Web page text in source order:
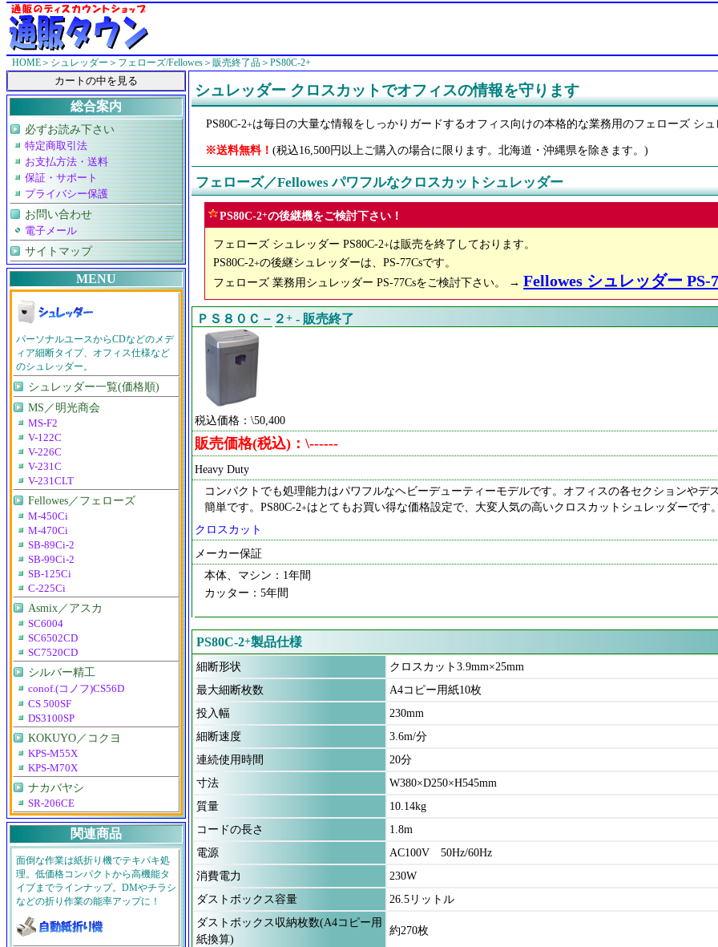
シュレッダー クロスカットでオフィスの情報を守ります
PS80C-2+は毎日の大量な情報をしっかりガードするオフィス向けの本格的な業務用のフェローズ シ
※送料無料！ (税込16,500円以上ご購入の場合に限ります。北海道・沖縄県を除きます。)
フェローズ／Fellowes パワフルなクロスカットシュレッダー
PS80C-2+の後継機をご検討下さい！
フェローズ シュレッダー PS80C-2+は販売を終了しております。
PS80C-2+の後継シュレッダーは、PS-77Csです。
フェローズ 業務用シュレッダー PS-77Csをご検討下さい。 →Fellowes シュレッダー PS-
ＰＳ８０Ｃ－２+ - 販売終了
税込価格：\50,400
販売価格(税込)：\------
Heavy Duty
コンパクトでも処理能力はパワフルなヘビーデューティーモデルです。オフィスの各セクションや
簡単です。PS80C-2+はとてもお買い得な価格設定で、大変人気の高いクロスカットシュレッダーです
クロスカット
メーカー保証
本体、マシン：1年間
カッター：5年間
PS80C-2+製品仕様
細断形状
クロスカット3.9mm×25mm
最大細断枚数
A4コピー用紙10枚
投入幅
230mm
細断速度
3.6m/分
連続使用時間
20分
寸法
W380×D250×H545mm
質量
10.14kg
コードの長さ
1.8m
電源
AC100V 50Hz/60Hz
消費電力
230W
ダストボックス容量
26.5リットル
ダストボックス収納枚数(A4コピー用
紙換算)
約270枚
総合案内
必ずお読み下さい
特定商取引法
お支払方法・送料
保証・サポート
プライバシー保護
お問い合わせ
電子メール
サイトマップ
MENU
パーソナルユースからCDなどのメデ
ィア細断タイプ、オフィス仕様など
のシュレッダー。
シュレッダー一覧(価格順)
MS／明光商会
MS-F2
V-122C
V-226C
V-231C
V-231CLT
Fellowes／フェローズ
M-450Ci
M-470Ci
SB-89Ci-2
SB-99Ci-2
SB-125Ci
C-225Ci
Asmix／アスカ
SC6004
SC6502CD
SC7520CD
シルバー精工
conof.(コノフ)CS56D
CS 500SF
DS3100SP
KOKUYO／コクヨ
KPS-M55X
KPS-M70X
ナカバヤシ
SR-206CE
関連商品
面倒な作業は紙折り機でテキパキ処
理。低価格コンパクトから高機能タ
イプまでラインナップ。DMやチラシ
などの折り作業の能率アップに！
HOME ＞ シュレッダー ＞ フェローズ/Fellowes ＞ 販売終了品 ＞PS80C-2+